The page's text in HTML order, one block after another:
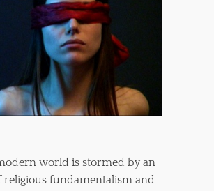
world is stormed by an
religious fundamentalism and